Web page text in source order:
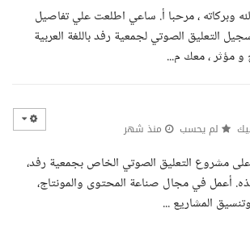
وبركاته ، مرحبا أ. ساعي اطلعت علي تفاصيل
التعليق الصوتي لجمعية رفد باللغة العربية
مؤثر ، معك م...
لم يحسب منذ شهر
مشروع التعليق الصوتي الخاص بجمعية رفد،
أعمل في مجال صناعة المحتوى والمونتاج،
المشاريع ...